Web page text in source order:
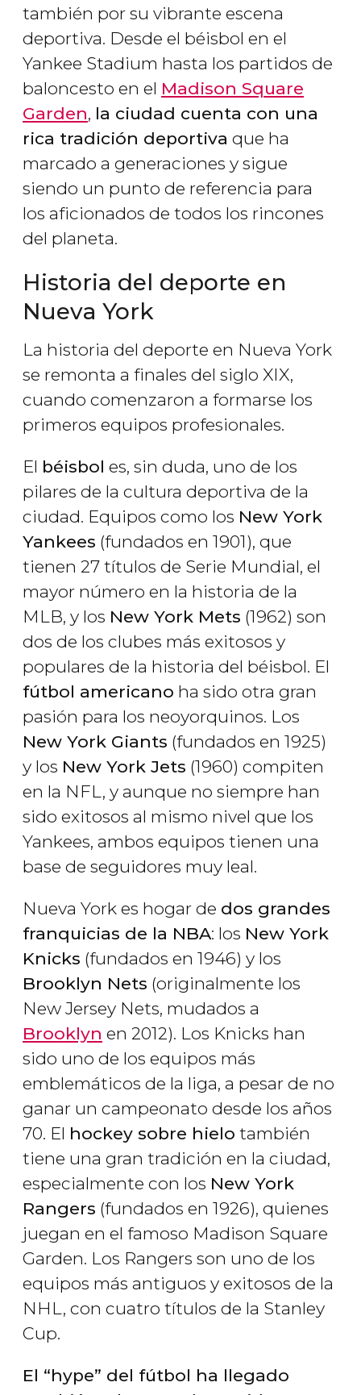
también por su vibrante escena
deportiva. Desde el béisbol en el
Yankee Stadium hasta los partidos de
baloncesto en el Madison Square
Garden, la ciudad cuenta con una
rica tradición deportiva que ha
marcado a generaciones y sigue
siendo un punto de referencia para
los aficionados de todos los rincones
del planeta.
Historia del deporte en
Nueva York
La historia del deporte en Nueva York
se remonta a finales del siglo XIX,
cuando comenzaron a formarse los
primeros equipos profesionales.
El béisbol es, sin duda, uno de los
pilares de la cultura deportiva de la
ciudad. Equipos como los New York
Yankees (fundados en 1901), que
tienen 27 títulos de Serie Mundial, el
mayor número en la historia de la
MLB, y los New York Mets (1962) son
dos de los clubes más exitosos y
populares de la historia del béisbol. El
fútbol americano ha sido otra gran
pasión para los neoyorquinos. Los
New York Giants (fundados en 1925)
y los New York Jets (1960) compiten
en la NFL, y aunque no siempre han
sido exitosos al mismo nivel que los
Yankees, ambos equipos tienen una
base de seguidores muy leal.
Nueva York es hogar de dos grandes
franquicias de la NBA: los New York
Knicks (fundados en 1946) y los
Brooklyn Nets (originalmente los
New Jersey Nets, mudados a
Brooklyn en 2012). Los Knicks han
sido uno de los equipos más
emblemáticos de la liga, a pesar de no
ganar un campeonato desde los años
70. El hockey sobre hielo también
tiene una gran tradición en la ciudad,
especialmente con los New York
Rangers (fundados en 1926), quienes
juegan en el famoso Madison Square
Garden. Los Rangers son uno de los
equipos más antiguos y exitosos de la
NHL, con cuatro títulos de la Stanley
Cup.
El “hype” del fútbol ha llegado